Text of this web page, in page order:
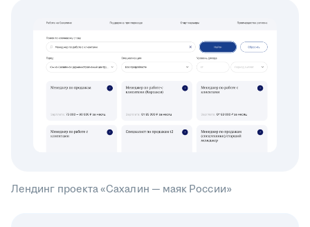
Лендинг проекта «Сахалин — маяк России»